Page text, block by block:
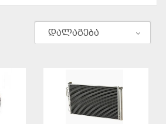
ᲫᲔᲑᲜᲐ
დალაგება